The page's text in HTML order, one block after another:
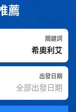
薦
關鍵詞
出發日期